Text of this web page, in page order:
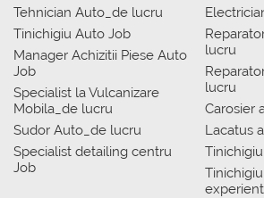
Tehnician Auto_de lucru
Tinichigiu Auto Job
Manager Achizitii Piese Auto
Job
Specialist la Vulcanizare
Mobila_de lucru
Sudor Auto_de lucru
Specialist detailing centru
Job
lucru
lucru
Carosier
Lacatus